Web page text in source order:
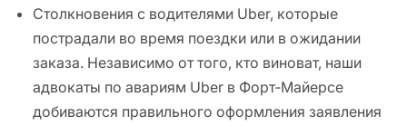
Столкновения с водителями Uber, которые
пострадали во время поездки или в ожидании
заказа. Независимо от того, кто виноват, наши
адвокаты по авариям Uber в Форт‑Майерсе
добиваются правильного оформления заявления